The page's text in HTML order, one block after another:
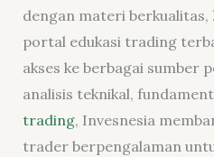
dengan materi berkualitas,
portal edukasi trading
akses ke berbagai sumber
analisis teknikal,
trading, Invesnesia
trader berpengalaman